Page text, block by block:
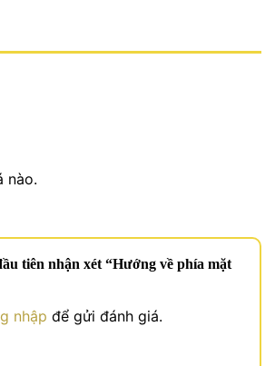
nào.
tiên nhận xét “Hướng về phía mặt
nhập để gửi đánh giá.